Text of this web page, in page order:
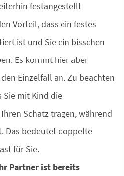
festangestellt
Vorteil, dass ein festes
ist und Sie ein bisschen
Es kommt hier aber
Einzelfall an. Zu beachten
Sie mit Kind die
Schatz tragen, während
Das bedeutet doppelte
für Sie.
Partner ist bereits